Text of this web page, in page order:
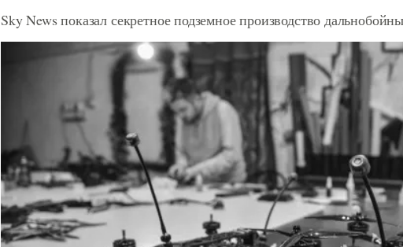
Sky News показал секретное подземное производство